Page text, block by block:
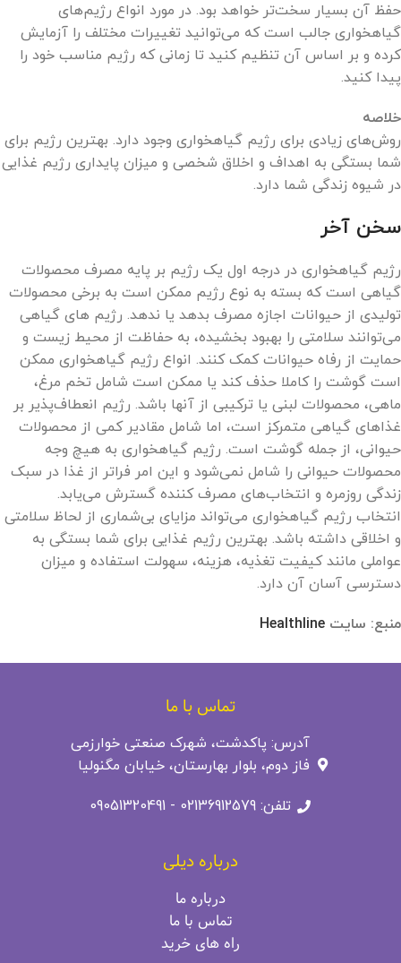
حفظ آن بسیار سخت‌تر خواهد بود. در مورد انواع رژیم‌های
گیاهخواری جالب است که می‌توانید تغییرات مختلف را آزمایش
کرده و بر اساس آن تنظیم کنید تا زمانی که رژیم مناسب خود را
پیدا کنید.
خلاصه
روش‌های زیادی برای رژیم گیاهخواری وجود دارد. بهترین رژیم برای
شما بستگی به اهداف و اخلاق شخصی و میزان پایداری رژیم غذایی
در شیوه زندگی شما دارد.
سخن آخر
رژیم گیاهخواری در درجه اول یک رژیم بر پایه مصرف محصولات
گیاهی است که بسته به نوع رژیم ممکن است به برخی محصولات
تولیدی از حیوانات اجازه مصرف بدهد یا ندهد. رژیم های گیاهی
می‌توانند سلامتی را بهبود بخشیده، به حفاظت از محیط زیست و
حمایت از رفاه حیوانات کمک کنند. انواع رژیم گیاهخواری ممکن
است گوشت را کاملا حذف کند یا ممکن است شامل تخم مرغ،
ماهی، محصولات لبنی یا ترکیبی از آنها باشد. رژیم انعطاف‌پذیر بر
غذاهای گیاهی متمرکز است، اما شامل مقادیر کمی از محصولات
حیوانی، از جمله گوشت است. رژیم گیاهخواری به هیچ وجه
محصولات حیوانی را شامل نمی‌شود و این امر فراتر از غذا در سبک
زندگی روزمره و انتخاب‌های مصرف کننده گسترش می‌یابد.
انتخاب رژیم گیاهخواری می‌تواند مزایای بی‌شماری از لحاظ سلامتی
و اخلاقی داشته باشد. بهترین رژیم غذایی برای شما بستگی به
عواملی مانند کیفیت تغذیه، هزینه، سهولت استفاده و میزان
دسترسی آسان آن دارد.
منبع: سایت Healthline
تماس با ما
آدرس: پاکدشت، شهرک صنعتی خوارزمی
فاز دوم، بلوار بهارستان، خیابان مگنولیا
تلفن: 02136912579 - 09051320491
درباره دیلی
درباره ما
تماس با ما
راه‌ های خرید